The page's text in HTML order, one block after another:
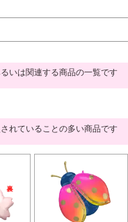
いは関連する商品の一覧です
れていることの多い商品です